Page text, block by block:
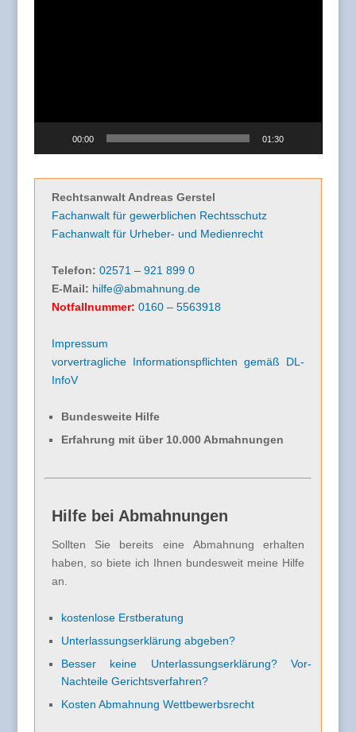
00:00 01:30
Rechtsanwalt Andreas Gerstel
Fachanwalt für gewerblichen Rechtsschutz
Fachanwalt für Urheber- und Medienrecht
Telefon: 02571 – 921 899 0
E-Mail: hilfe@abmahnung.de
Notfallnummer: 0160 – 5563918
Impressum
vorvertragliche Informationspflichten gemäß DL-
InfoV
Bundesweite Hilfe
Erfahrung mit über 10.000 Abmahnungen
Hilfe bei Abmahnungen
Sollten Sie bereits eine Abmahnung erhalten
haben, so biete ich Ihnen bundesweit meine Hilfe
an.
kostenlose Erstberatung
Unterlassungserklärung abgeben?
Besser keine Unterlassungserklärung? Vor-
Nachteile Gerichtsverfahren?
Kosten Abmahnung Wettbewerbsrecht